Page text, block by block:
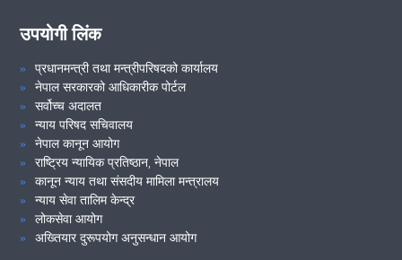
समुदायमा सरकारी वकील तथा कानूनी सचेतना कार्यक्रम धनकुटा
नगरपालीका वडा नं.७ स्थित श्री त्रिवेणी मा.वि. चुलीवन धनकुटामा , सम्पन्न ।
२०७८/०९/०९
VIEW ALL
उपयोगी लिंक
प्रधानमन्त्री तथा मन्त्रीपरिषदको कार्यालय
नेपाल सरकारको आधिकारीक पोर्टल
सर्वोच्च अदालत
न्याय परिषद सचिवालय
नेपाल कानून आयोग
राष्ट्रिय न्यायिक प्रतिष्ठान, नेपाल
कानून न्याय तथा संसदीय मामिला मन्त्रालय
न्याय सेवा तालिम केन्द्र
लोकसेवा आयोग
अख्तियार दुरूपयोग अनुसन्धान आयोग